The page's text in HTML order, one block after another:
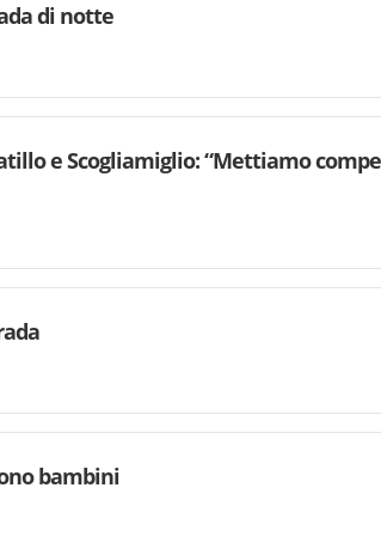
di notte
e Scogliamiglio: “Mettiamo
bambini